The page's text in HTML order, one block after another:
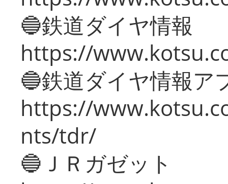
🔵鉄道ダイヤ情報
https://
🔵鉄道ダイヤ情報ア
https://
nts/tdr/
🔵ＪＲガゼット